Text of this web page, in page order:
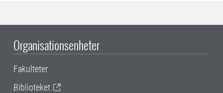
Organisationsenheter
Fakulteter
Biblioteket